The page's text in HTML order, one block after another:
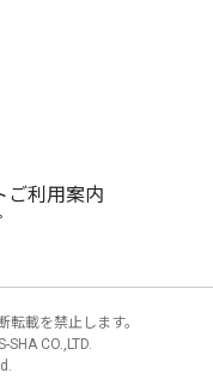
ご利用案内
載を禁止します。
SHA CO.,LTD.